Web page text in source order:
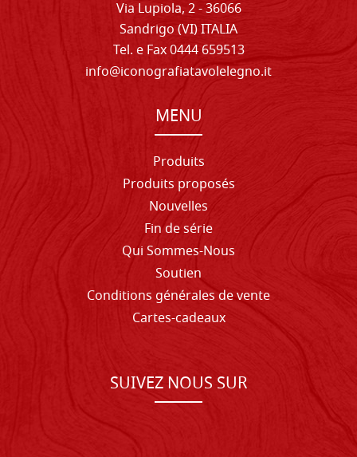
Via Lupiola, 2 - 36066
Sandrigo (VI) ITALIA
Tel. e Fax 0444 659513
info@iconografiatavolelegno.it
MENU
Produits
Produits proposés
Nouvelles
Fin de série
Qui Sommes-Nous
Soutien
Conditions générales de vente
Cartes-cadeaux
SUIVEZ NOUS SUR